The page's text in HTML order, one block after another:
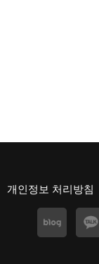
개인정보 처리방침